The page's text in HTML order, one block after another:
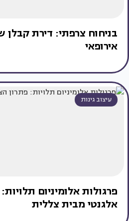
בניחוח צרפתי: דירת
אירופאי
עיצוב גינות
פרגולות אלומיניום
אלגנטי מבית צללית